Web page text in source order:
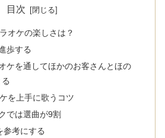
目次
オケの楽しさは？
歩する
を通してほかのお客さんとほの
を上手に歌うコツ
では選曲が9割
参考にする